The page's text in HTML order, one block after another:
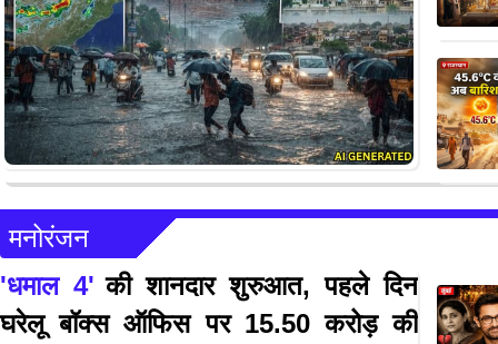
मनोरंजन
'धमाल 4' की शानदार शुरुआत, पहले दिन
घरेलू बॉक्स ऑफिस पर 15.50 करोड़ की